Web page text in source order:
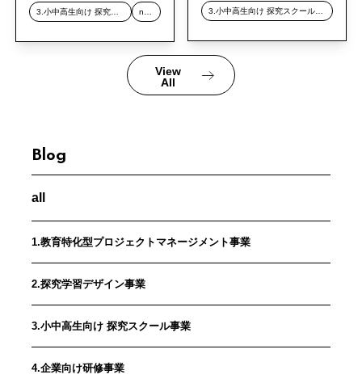
3.小中高生向け 探究スクール事業
View
All
Blog
all
1.教育特化型プロジェクトマネージメント事業
2.探究学習デザイン事業
3.小中高生向け 探究スクール事業
4.企業向け研修事業